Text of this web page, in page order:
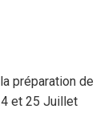
préparation de
et 25 Juillet